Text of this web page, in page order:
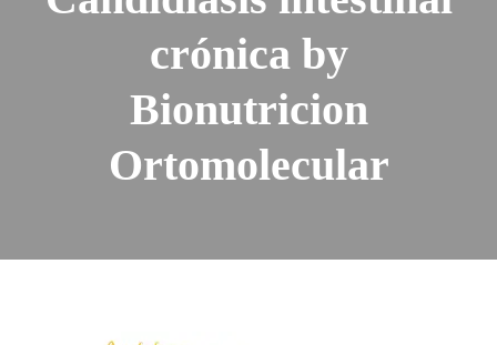
crónica by
Bionutricion
Ortomolecular